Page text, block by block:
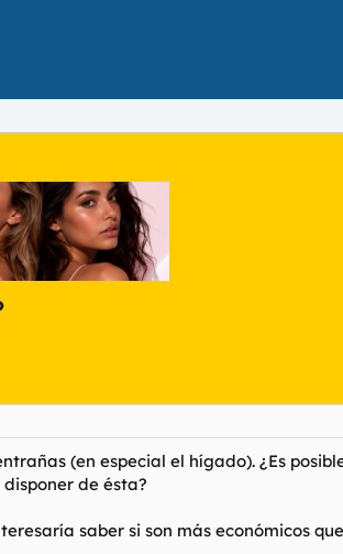
(en especial el hígado). ¿Es
de ésta?
saber si son más económicos